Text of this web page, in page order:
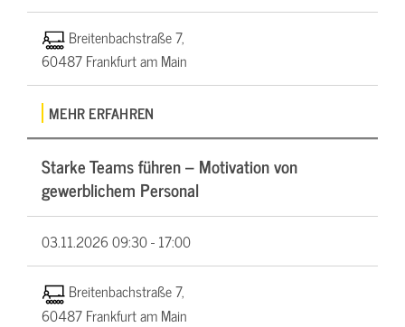
Breitenbachstraße 7,
60487 Frankfurt am Main
MEHR ERFAHREN
Starke Teams führen – Motivation von
gewerblichem Personal
03.11.202609:30 - 17:00
Breitenbachstraße 7,
60487 Frankfurt am Main